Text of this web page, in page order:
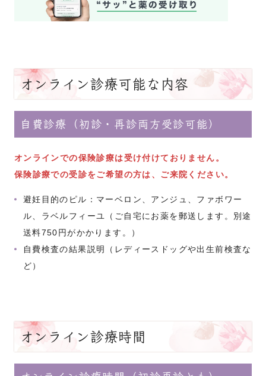
オンライン診療可能な内容
自費診療（初診・再診両方受診可能）
オンラインでの保険診療は受け付けておりません。
保険診療での受診をご希望の方は、ご来院ください。
避妊目的のピル：マーベロン、アンジュ、ファボワー
ル、ラベルフィーユ（ご自宅にお薬を郵送します。別途
送料750円がかかります。
）
自費検査の結果説明（レディースドッグや出生前検査な
ど）
オンライン診療時間